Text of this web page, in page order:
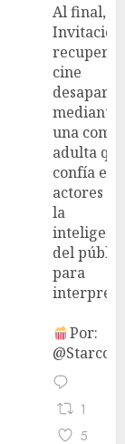
Al final,
recupera
cine
mediante
una
adulta
confía en
actores y
la
del
para
Por:
1
5